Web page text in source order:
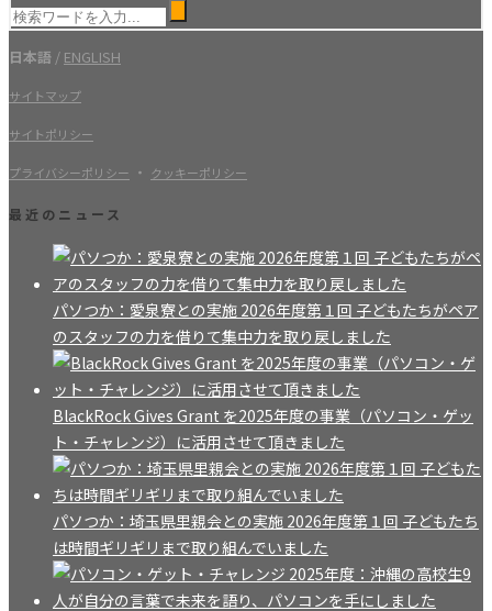
日本語 / ENGLISH
サイトマップ
サイトポリシー
プライバシーポリシー ・ クッキーポリシー
最近のニュース
パソつか：愛泉寮との実施 2026年度第１回 子どもたちがペア
のスタッフの力を借りて集中力を取り戻しました
BlackRock Gives Grant を2025年度の事業（パソコン・ゲッ
ト・チャレンジ）に活用させて頂きました
パソつか：埼玉県里親会との実施 2026年度第１回 子どもたち
は時間ギリギリまで取り組んでいました